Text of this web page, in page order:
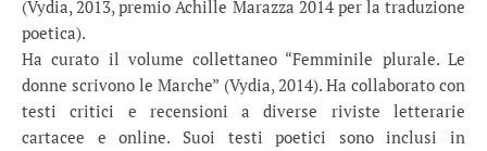
(Vydia, 2013, premio Achille Marazza 2014 per la traduzione
poetica).
Ha curato il volume collettaneo “Femminile plurale. Le
donne scrivono le Marche” (Vydia, 2014). Ha collaborato con
testi critici e recensioni a diverse riviste letterarie
cartacee e online. Suoi testi poetici sono inclusi in